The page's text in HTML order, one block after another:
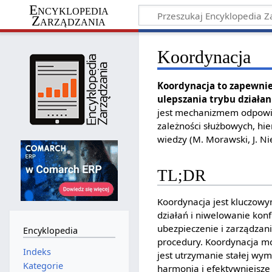
Encyklopedia
Zarządzania
Koordynacja
Koordynacja to
ulepszania trybu
jest mechanizmem
zależności służbowych,
wiedzy (M. Morawski, J.
TL;DR
Koordynacja jest
działań i niwelowanie
ubezpieczenie i
procedury. Koordynacja
jest utrzymanie stałej
harmonia i
Encyklopedia
Indeks
Kategorie